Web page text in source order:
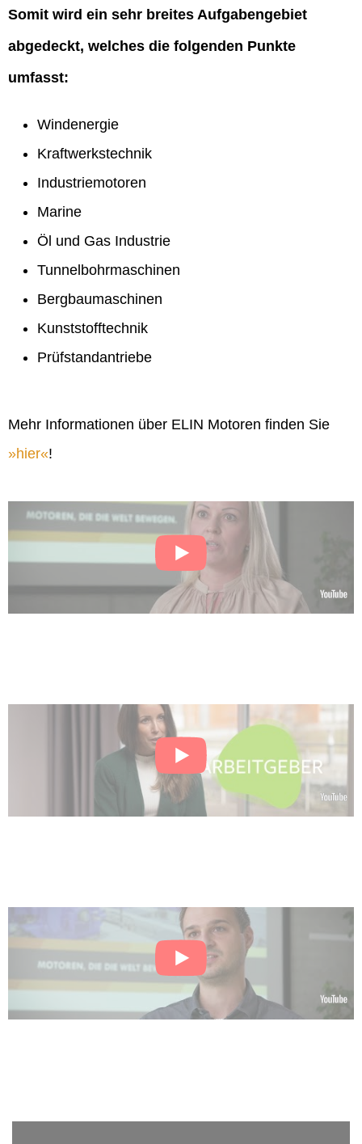
Somit wird ein sehr breites Aufgabengebiet
abgedeckt, welches die folgenden Punkte
umfasst:
Windenergie
Kraftwerkstechnik
Industriemotoren
Marine
Öl und Gas Industrie
Tunnelbohrmaschinen
Bergbaumaschinen
Kunststofftechnik
Prüfstandantriebe
Mehr Informationen über ELIN Motoren finden Sie
hier !